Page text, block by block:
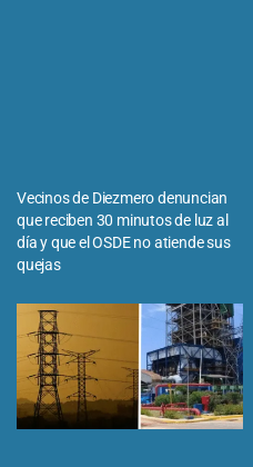
Vecinos de Diezmero denuncian
que reciben 30 minutos de luz al
día y que el OSDE no atiende sus
quejas